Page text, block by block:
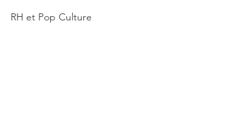
RH et Pop Culture